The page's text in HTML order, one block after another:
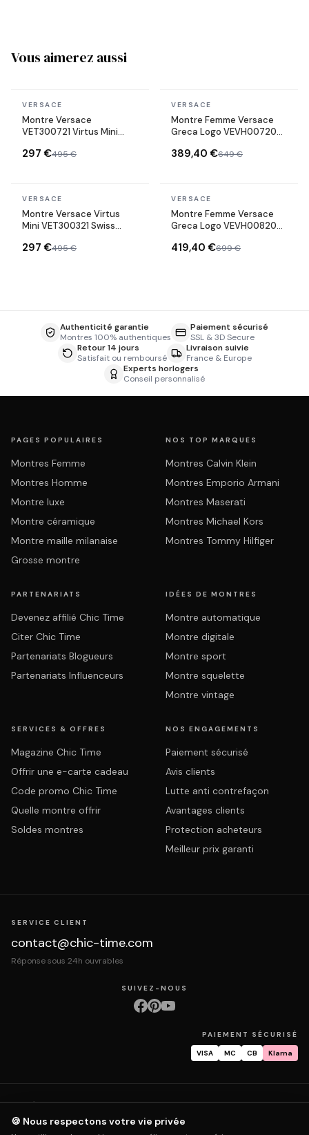
Vous aimerez aussi
En stock
VERSACE
Montre Versace
VET300721 Virtus Mini
297 €495 €
En stock
VERSACE
Montre Femme Versace
Greca Logo VEVH00720
cadran vert
389,40 €649 €
En stock
VERSACE
Montre Versace Virtus
Mini VET300321 Swiss
inoxydable
297 €495 €
En stock
VERSACE
Montre Femme Versace
Greca Logo VEVH00820
cadran noir
419,40 €699 €
Authenticité garantie
Montres 100% authentiques
Paiement sécurisé
SSL & 3D Secure
Retour 14 jours
Satisfait ou remboursé
Livraison suivie
France & Europe
Experts horlogers
Conseil personnalisé
PAGES POPULAIRES
Montres Femme
Montres Homme
Montre luxe
Montre céramique
Montre maille milanaise
Grosse montre
NOS TOP MARQUES
Montres Calvin Klein
Montres Emporio Armani
Montres Maserati
Montres Michael Kors
Montres Tommy Hilfiger
PARTENARIATS
Devenez affilié Chic Time
Citer Chic Time
Partenariats Blogueurs
Partenariats Influenceurs
IDÉES DE MONTRES
Montre automatique
Montre digitale
Montre sport
Montre squelette
Montre vintage
SERVICES & OFFRES
Magazine Chic Time
Offrir une e-carte cadeau
Code promo Chic Time
Quelle montre offrir
Soldes montres
NOS ENGAGEMENTS
Paiement sécurisé
Avis clients
Lutte anti contrefaçon
Avantages clients
Protection acheteurs
Meilleur prix garanti
SERVICE CLIENT
contact@chic-time.com
Réponse sous 24h ouvrables
SUIVEZ-NOUS
PAIEMENT SÉCURISÉ
VISA MC CB Klarna
À proposContactMentions légalesCGVProtection des données
Retours & échanges
Droit de rétractation
Garantie & réparationFAQMon compte
🍪 Nous respectons votre vie privée